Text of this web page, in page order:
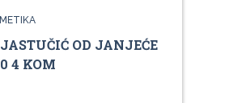
OD JANJEĆE
4 KOM